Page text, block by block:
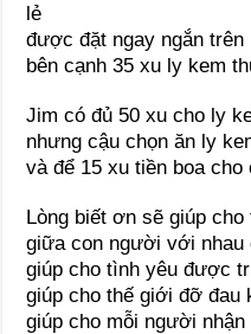
lẻ
được đặt ngay ngắn trên
bên cạnh 35 xu ly kem
Jim có đủ 50 xu cho ly
nhưng cậu chọn ăn ly
và để 15 xu tiền boa cho
Lòng biết ơn sẽ giúp
giữa con người với nhau
giúp cho tình yêu được
giúp cho thế giới đỡ đau
giúp cho mỗi người